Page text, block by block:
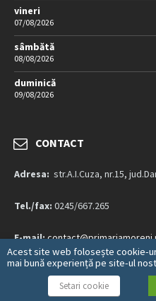
vineri
07/08/2026
sâmbătă
08/08/2026
duminică
09/08/2026
CONTACT
Adresa: str.A.I.Cuza, nr.15,
Tel./fax: 0245/667.265
E-mail:
Mai multe detalii…
Acest site web folosește cookie-
mai bună experiență pe site-ul
Setari cookie